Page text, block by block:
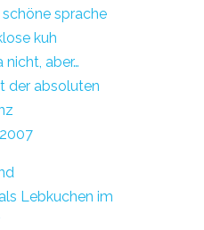
sprache
kuh
aber…
der absoluten
Lebkuchen im